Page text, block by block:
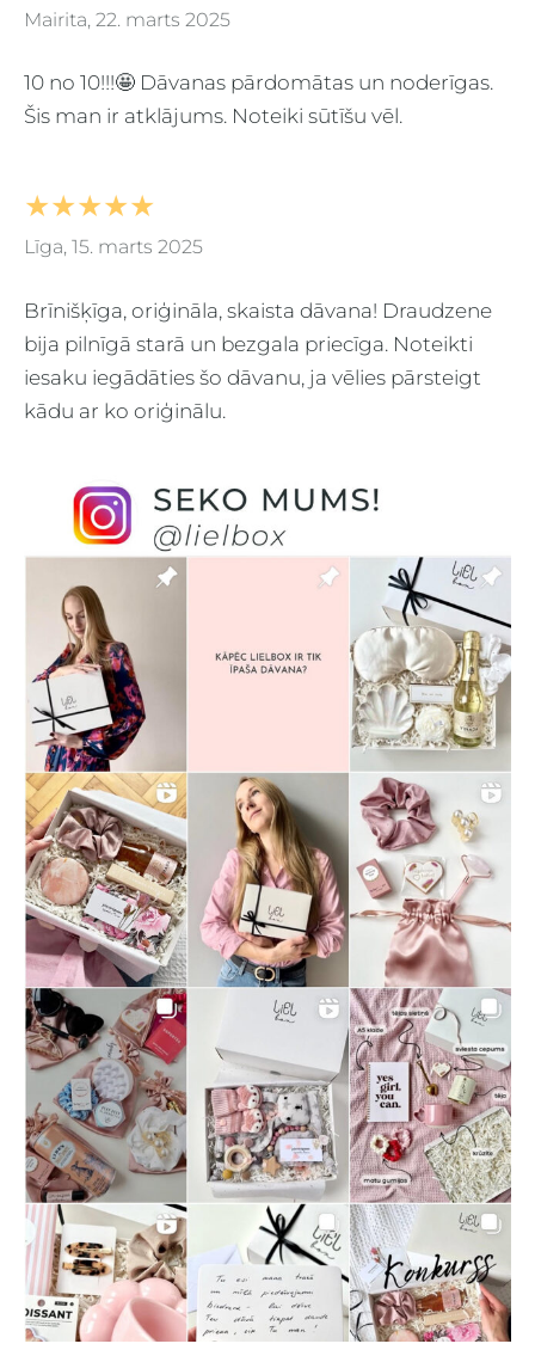
Mairita, 22. marts 2025
10 no 10!!!🤩 Dāvanas pārdomātas un noderīgas.
Šis man ir atklājums. Noteiki sūtīšu vēl.
★★★★★
Līga, 15. marts 2025
Brīnišķīga, oriģināla, skaista dāvana! Draudzene
bija pilnīgā starā un bezgala priecīga. Noteikti
iesaku iegādāties šo dāvanu, ja vēlies pārsteigt
kādu ar ko oriģinālu.